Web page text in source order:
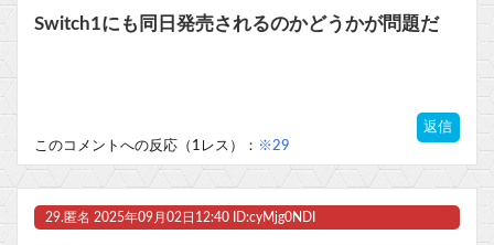
Switch1にも同日発売されるのかどうかが問題だ
返信
このコメントへの反応（1レス）： ※29
29. 匿名 2025年09月02日12:40 ID:cyMjg0NDI